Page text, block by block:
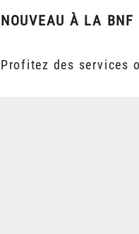
NOUVEAU À LA BNF
Profitez des services